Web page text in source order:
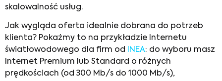
skalowalność usług.
Jak wygląda oferta idealnie dobrana do potrzeb
klienta? Pokażmy to na przykładzie Internetu
światłowodowego dla firm od
INEA: do wyboru masz
Internet Premium lub Standard o różnych
prędkościach (od 300 Mb/s do 1000 Mb/s),